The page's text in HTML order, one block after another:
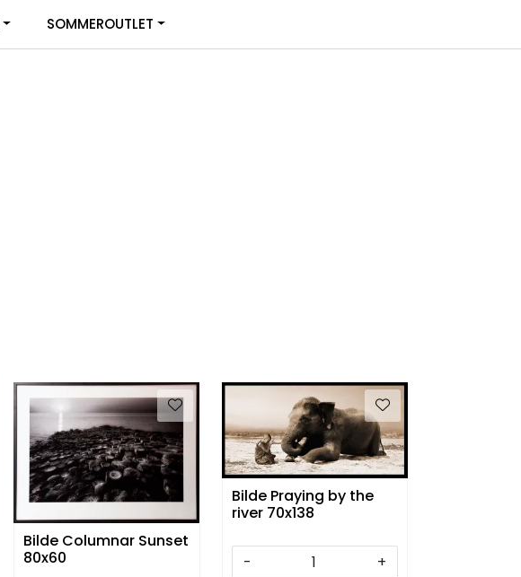
SOMMEROUTLET
Bilde Columnar Sunset
80x60
Bilde Praying by the
river 70x138
- +